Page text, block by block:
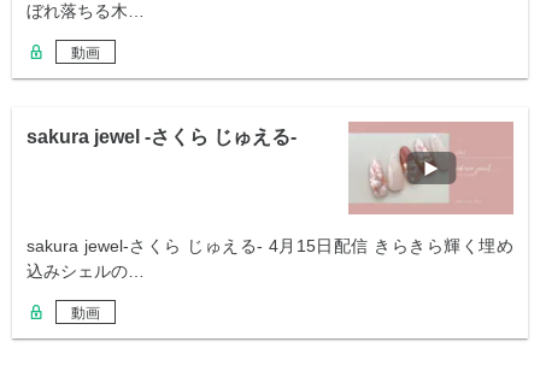
ぼれ落ちる木…
動画
sakura jewel -さくら じゅえる-
sakura jewel-さくら じゅえる- 4月15日配信 きらきら輝く埋め
込みシェルの…
動画